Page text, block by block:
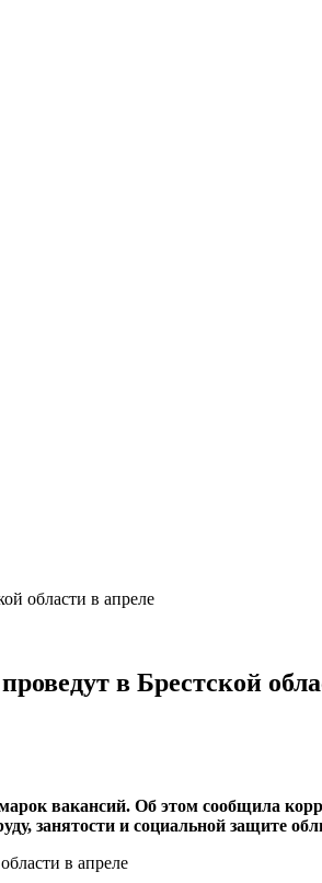
области в апреле
в Брестской
вакансий. Об этом сообщила
занятости и социальной защите